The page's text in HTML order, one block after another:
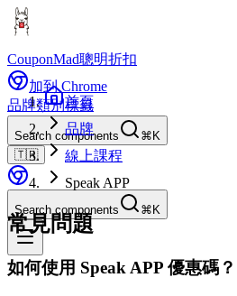
CouponMad聰明折扣
加到 Chrome
品牌類別標籤
Search components
⌘K
🇹🇼
Search components ⌘K
首頁
品牌
線上課程
Speak APP
常見問題
如何使用 Speak APP 優惠碼？